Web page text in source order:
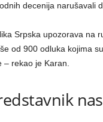
decenija narušavali
Srpska upozorava na
od 900 odluka kojima
– rekao je Karan.